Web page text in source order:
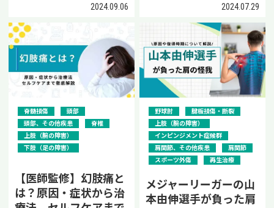
2024.09.06 2024.07.29
脊髄損傷
頭部
頭部、その他疾患
脊椎
上肢（腕の障害）
下肢（足の障害）
【医師監修】幻肢痛と
は？原因・症状から治
野球肘
腱板損傷・断裂
上肢（腕の障害）
インピンジメント症候群
肩関節、その他疾患
肩関節
スポーツ外傷
再生治療
メジャーリーガーの山
本由伸選手が負った肩